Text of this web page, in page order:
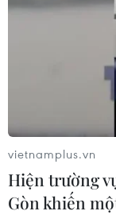
vietnamplus.vn
Hiện trường
Gòn khiến